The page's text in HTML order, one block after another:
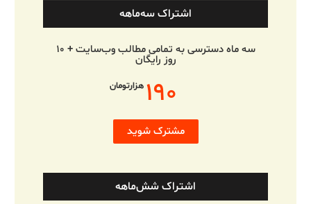
اشتراک سه‌ماهه
سه ماه دسترسی به تمامی مطالب وب‌سایت + ۱۰
روز رایگان
۱۹۰ هزارتومان
مشترک شوید
اشتراک شش‌ماهه